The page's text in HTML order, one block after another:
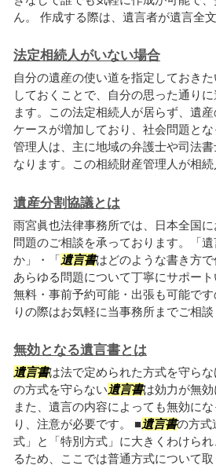
ん。 作成する際は、遺言者が遺言全
法定相続人がいない場合
自分の遺産の使い道を指定しておきた
しておくことで、自分の思った通り
ます。この法定相続人が居らず、遺
ケースが増加しており、社会問題と
管理人は、主に地域の弁護士や司法
なります。この相続財産管理人が相
遺産分割協議とは
雨宮眞也法律事務所では、日本全国
問題のご相談を承っております。「
か」・「遺言書はどのような書き方で
あらゆる問題について丁寧にサポー
無料・事前予約可能・出張も可能で
りの際はお気軽に当事務所までご相談
無効となる遺言書とは
遺言書は法で定められた方式を守ら
の方式を守らない遺言書は効力が無効
また、遺言の内容によっても無効に
り、注意が必要です。 ■遺言書の方式
式」と「特別方式」に大きくわけら
るため、ここでは普通方式について